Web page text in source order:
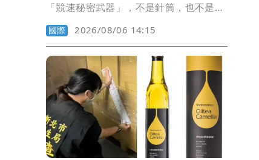
「競速秘密武器」，不是針筒，也不是禁
藥，而是一件運動胸罩。女子環法自由車
賽近日爆出「胸罩作弊」爭議，有車隊指
控，部分女性選手疑似利用加厚襯墊改變
身形，在計時賽中取得競賽優勢。
國際 2026/08/06 14:15